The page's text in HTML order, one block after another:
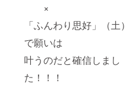
×
「ふんわり思好」（土）
で願いは
叶うのだと確信しまし
た！！！